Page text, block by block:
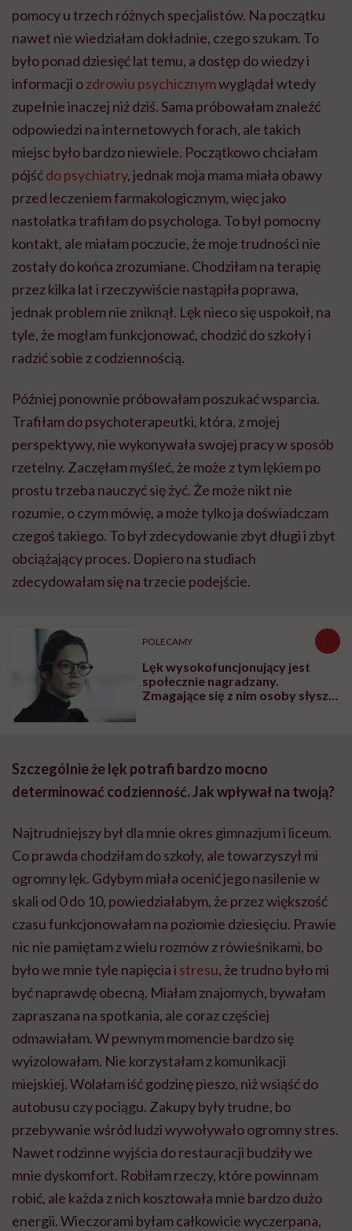
pomocy u trzech różnych specjalistów. Na początku
nawet nie wiedziałam dokładnie, czego szukam. To
było ponad dziesięć lat temu, a dostęp do wiedzy i
informacji ozdrowiu psychicznymwyglądał wtedy
zupełnie inaczej niż dziś. Sama próbowałam znaleźć
odpowiedzi na internetowych forach, ale takich
miejsc było bardzo niewiele. Początkowo chciałam
pójśćdo psychiatry, jednak moja mama miała obawy
przed leczeniem farmakologicznym, więc jako
nastolatka trafiłam do psychologa. To był pomocny
kontakt, ale miałam poczucie, że moje trudności nie
zostały do końca zrozumiane. Chodziłam na terapię
przez kilka lat i rzeczywiście nastąpiła poprawa,
jednak problem nie zniknął. Lęk nieco się uspokoił, na
tyle, że mogłam funkcjonować, chodzić do szkoły i
radzić sobie z codziennością.
Później ponownie próbowałam poszukać wsparcia.
Trafiłam do psychoterapeutki, która, z mojej
perspektywy, nie wykonywała swojej pracy w sposób
rzetelny. Zaczęłam myśleć, że może z tym lękiem po
prostu trzeba nauczyć się żyć. Że może nikt nie
rozumie, o czym mówię, a może tylko ja doświadczam
czegoś takiego. To był zdecydowanie zbyt długi i zbyt
obciążający proces. Dopiero na studiach
zdecydowałam się na trzecie podejście.
POLECAMY
Lęk wysokofuncjonujący jest
społecznie nagradzany.
Zmagające się z nim osoby słyszą:
Szczególnie że lęk potrafi bardzo mocno
determinować codzienność. Jak wpływał na twoją?
Najtrudniejszy był dla mnie okres gimnazjum i liceum.
Co prawda chodziłam do szkoły, ale towarzyszył mi
ogromny lęk. Gdybym miała ocenić jego nasilenie w
skali od 0 do 10, powiedziałabym, że przez większość
czasu funkcjonowałam na poziomie dziesięciu. Prawie
nic nie pamiętam z wielu rozmów z rówieśnikami, bo
było we mnie tyle napięcia i stresu, że trudno było mi
być naprawdę obecną. Miałam znajomych, bywałam
zapraszana na spotkania, ale coraz częściej
odmawiałam. W pewnym momencie bardzo się
wyizolowałam. Nie korzystałam z komunikacji
miejskiej. Wolałam iść godzinę pieszo, niż wsiąść do
autobusu czy pociągu. Zakupy były trudne, bo
przebywanie wśród ludzi wywoływało ogromny stres.
Nawet rodzinne wyjścia do restauracji budziły we
mnie dyskomfort. Robiłam rzeczy, które powinnam
robić, ale każda z nich kosztowała mnie bardzo dużo
energii. Wieczorami byłam całkowicie wyczerpana,